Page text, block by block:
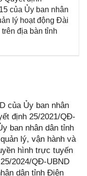
của Ủy ban nhân
lý hoạt động Đài
địa bàn tỉnh
của Ủy ban nhân
định 25/2021/QĐ-
ban nhân dân tỉnh
lý, vận hành và
hình trực tuyến
2024/QĐ-UBND
dân tỉnh Điện